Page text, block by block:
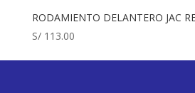
RODAMIENTO DELANTERO JAC
S/113.00